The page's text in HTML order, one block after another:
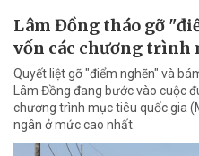
Lâm Đồng tháo gỡ
vốn các chương trình
Quyết liệt gỡ "điểm nghẽn" và
Lâm Đồng đang bước vào cuộc
chương trình mục tiêu quốc gia
ngân ở mức cao nhất.